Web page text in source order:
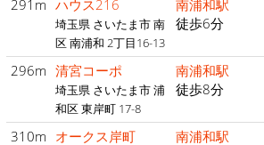
291m ハウス216
埼玉県 さいたま市 南
区 南浦和 2丁目16-13
南浦和駅
徒歩6分
296m 清宮コーポ
埼玉県 さいたま市 浦
和区 東岸町 17-8
南浦和駅
徒歩8分
310m オークス岸町
南浦和駅